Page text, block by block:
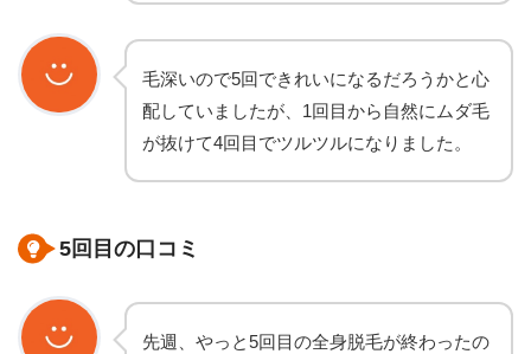
毛深いので5回できれいになるだろうかと心
配していましたが、1回目から自然にムダ毛
が抜けて4回目でツルツルになりました。
5回目の口コミ
先週、やっと5回目の全身脱毛が終わったの